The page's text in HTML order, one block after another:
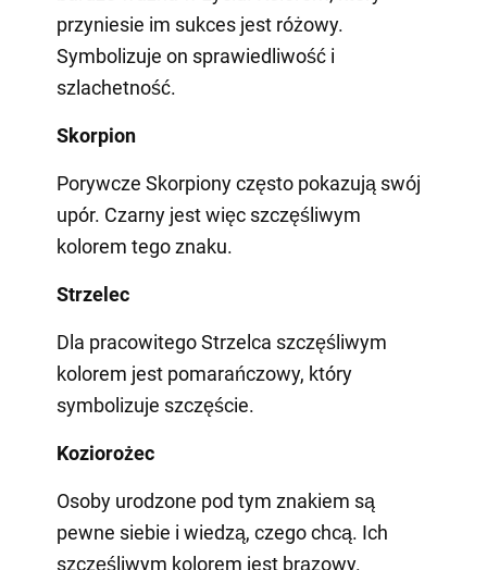
przyniesie im sukces jest różowy.
Symbolizuje on sprawiedliwość i
szlachetność.
Skorpion
Porywcze Skorpiony często pokazują swój
upór. Czarny jest więc szczęśliwym
kolorem tego znaku.
Strzelec
Dla pracowitego Strzelca szczęśliwym
kolorem jest pomarańczowy, który
symbolizuje szczęście.
Koziorożec
Osoby urodzone pod tym znakiem są
pewne siebie i wiedzą, czego chcą. Ich
szczęśliwym kolorem jest brązowy.